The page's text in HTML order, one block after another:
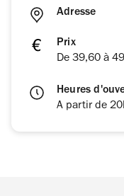
Adresse
Prix
De 39,60 à
Heures
A partir de